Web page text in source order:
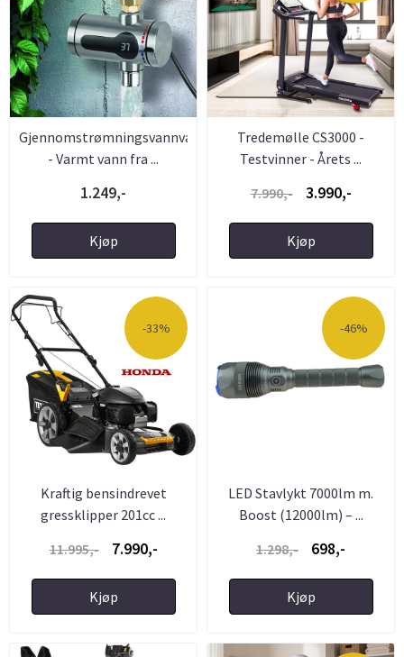
Gjennomstrømningsvannvarmer
- Varmt vann fra ...
1.249,-
Kjøp
Tredemølle CS3000 -
Testvinner - Årets ...
7.990,-
3.990,-
Kjøp
-33%
Kraftig bensindrevet
gressklipper 201cc ...
11.995,-
7.990,-
Kjøp
-46%
LED Stavlykt 7000lm m.
Boost (12000lm) – ...
1.298,-
698,-
Kjøp